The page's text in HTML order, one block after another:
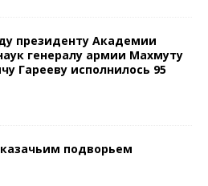
президенту Академии
генералу армии Махмуту
Гарееву исполнилось 95
подворьем